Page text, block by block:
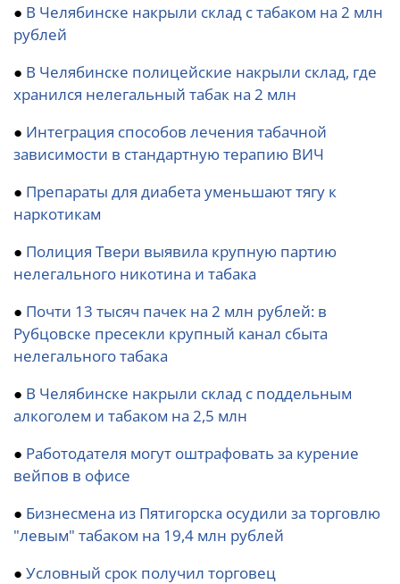
● В Челябинске накрыли склад с табаком на 2 млн
рублей
● В Челябинске полицейские накрыли склад, где
хранился нелегальный табак на 2 млн
● Интеграция способов лечения табачной
зависимости в стандартную терапию ВИЧ
● Препараты для диабета уменьшают тягу к
наркотикам
● Полиция Твери выявила крупную партию
нелегального никотина и табака
● Почти 13 тысяч пачек на 2 млн рублей: в
Рубцовске пресекли крупный канал сбыта
нелегального табака
● В Челябинске накрыли склад с поддельным
алкоголем и табаком на 2,5 млн
● Работодателя могут оштрафовать за курение
вейпов в офисе
● Бизнесмена из Пятигорска осудили за торговлю
"левым" табаком на 19,4 млн рублей
● Условный срок получил торговец